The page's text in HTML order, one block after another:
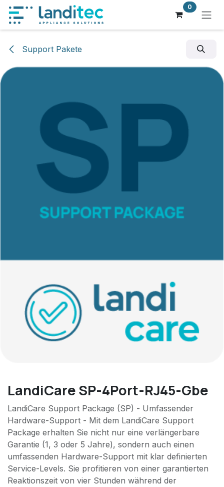
Zum Inhalt springen 0
Support Pakete
LandiCare SP-4Port-RJ45-Gbe
LandiCare Support Package (SP) - Umfassender
Hardware-Support - Mit dem LandiCare Support
Package erhalten Sie nicht nur eine verlängerbare
Garantie (1, 3 oder 5 Jahre), sondern auch einen
umfassenden Hardware-Support mit klar definierten
Service-Levels. Sie profitieren von einer garantierten
Reaktionszeit von vier Stunden während der